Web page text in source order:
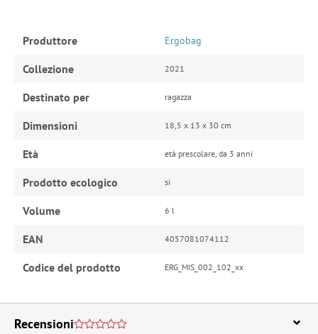
Produttore Ergobag
Collezione 2021
Destinato per ragazza
Dimensioni 18,5 x 13 x 30 cm
Età età prescolare, da 3 anni
Prodotto ecologico si
Volume 6 l
EAN 4057081074112
Codice del prodotto ERG_MIS_002_102_xx
Recensioni